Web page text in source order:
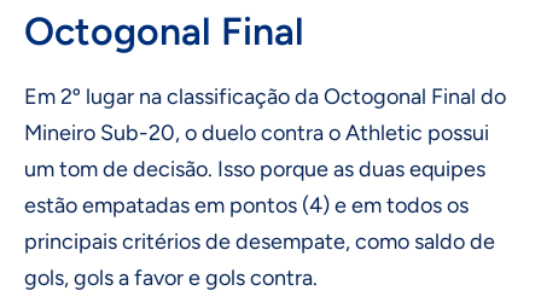
Octogonal Final
Em 2º lugar na classificação da Octogonal Final do
Mineiro Sub-20, o duelo contra o Athletic possui
um tom de decisão. Isso porque as duas equipes
estão empatadas em pontos (4) e em todos os
principais critérios de desempate, como saldo de
gols, gols a favor e gols contra.